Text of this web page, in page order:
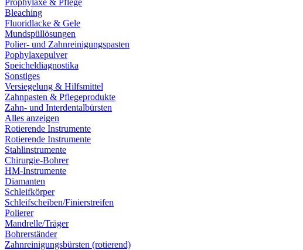
Prophylaxe & Pflege
Bleaching
Fluoridlacke & Gele
Mundspüllösungen
Polier- und Zahnreinigungspasten
Pophylaxepulver
Speicheldiagnostika
Sonstiges
Versiegelung & Hilfsmittel
Zahnpasten & Pflegeprodukte
Zahn- und Interdentalbürsten
Alles anzeigen
Rotierende Instrumente
Rotierende Instrumente
Stahlinstrumente
Chirurgie-Bohrer
HM-Instrumente
Diamanten
Schleifkörper
Schleifscheiben/Finierstreifen
Polierer
Mandrelle/Träger
Bohrerständer
Zahnreinigungsbürsten (rotierend)